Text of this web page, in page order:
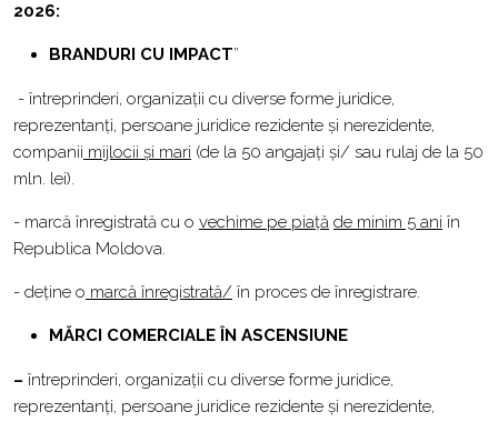
2026:
BRANDURI CU IMPACT”
- întreprinderi, organizații cu diverse forme juridice,
reprezentanți, persoane juridice rezidente și nerezidente,
companii mijlocii și mari (de la 50 angajați și/ sau rulaj de la 50
mln. lei).
- marcă înregistrată cu o vechime pe piață de minim 5 ani în
Republica Moldova.
- deține o marcă înregistrată/ în proces de înregistrare.
MĂRCI COMERCIALE ÎN ASCENSIUNE
– întreprinderi, organizații cu diverse forme juridice,
reprezentanți, persoane juridice rezidente și nerezidente,